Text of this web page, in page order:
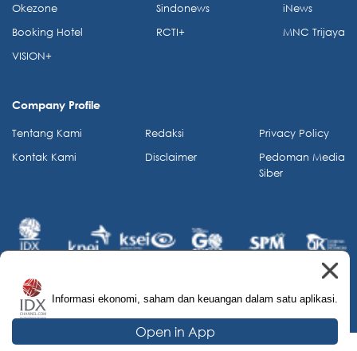
Informasi ekonomi, saham dan keuangan dalam satu aplikasi.
Open in App
Okezone
Booking Hotel
VISION+
Sindonews
RCTI+
iNews
MNC Trijaya
Company Profile
Tentang Kami
Kontak Kami
Redaksi
Disclaimer
Privacy Policy
Pedoman Media
Siber
© 2026 IDX Channel. All Rights Reserved.